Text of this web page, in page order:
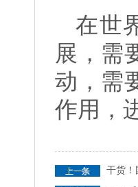
在世
展，需
动，需
作用，
干货！